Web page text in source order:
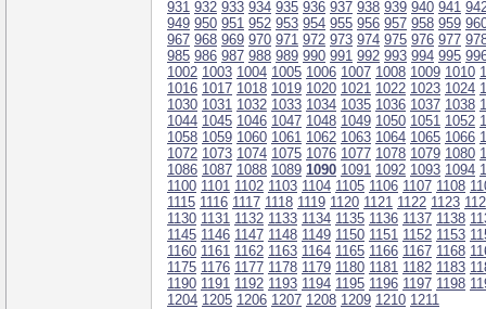
931 932 933 934 935 936 937 938 939 940 941
949 950 951 952 953 954 955 956 957 958 959
967 968 969 970 971 972 973 974 975 976 977
985 986 987 988 989 990 991 992 993 994 995
1002 1003 1004 1005 1006 1007 1008 1009 1010
1016 1017 1018 1019 1020 1021 1022 1023 1024
1030 1031 1032 1033 1034 1035 1036 1037 1038
1044 1045 1046 1047 1048 1049 1050 1051 1052
1058 1059 1060 1061 1062 1063 1064 1065 1066
1072 1073 1074 1075 1076 1077 1078 1079 1080
1086 1087 1088 1089 1090 1091 1092 1093 1094
1100 1101 1102 1103 1104 1105 1106 1107 1108
1115 1116 1117 1118 1119 1120 1121 1122 1123
1130 1131 1132 1133 1134 1135 1136 1137 1138
1145 1146 1147 1148 1149 1150 1151 1152 1153
1160 1161 1162 1163 1164 1165 1166 1167 1168
1175 1176 1177 1178 1179 1180 1181 1182 1183
1190 1191 1192 1193 1194 1195 1196 1197 1198
1204 1205 1206 1207 1208 1209 1210 1211